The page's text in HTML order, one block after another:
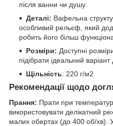
після ванни чи душу.
Деталі: Вафельна
особливий рельєф, який
робить його більш
Розміри: Доступні
підібрати ідеальний
Щільність: 220 г/м2
Рекомендації щодо
Прання: Прати при
використовувати делікатний
малих обертах (до 400 об/хв).